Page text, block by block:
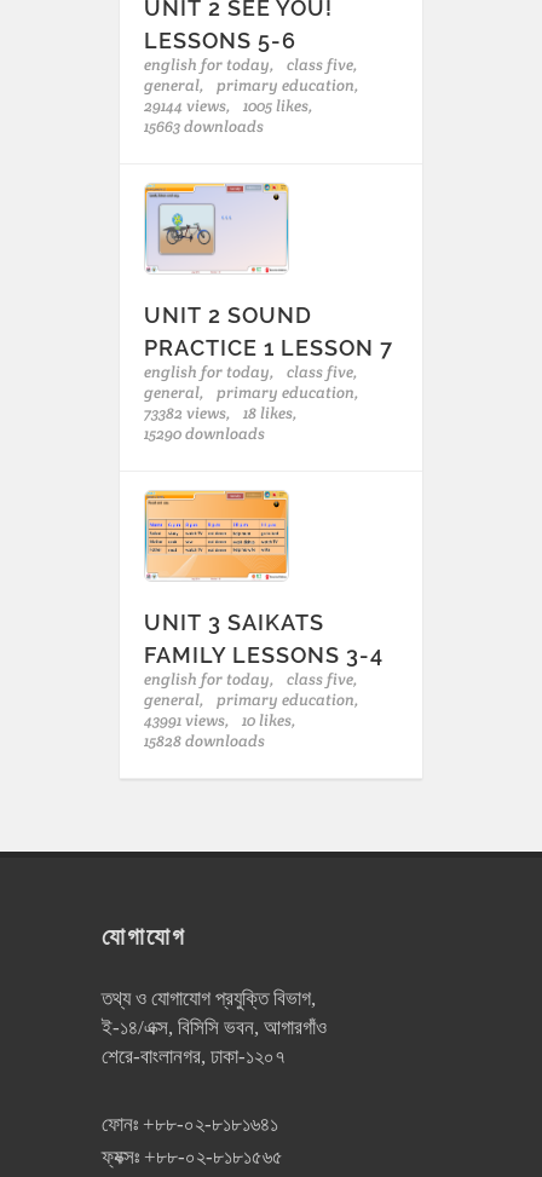
UNIT 2 SEE YOU!
LESSONS 5-6
english for today,
class five,
general,
primary education,
29144 views,
1005 likes,
15663 downloads
UNIT 2 SOUND
PRACTICE 1 LESSON 7
english for today,
class five,
general,
primary education,
73382 views,
18 likes,
15290 downloads
UNIT 3 SAIKATS
FAMILY LESSONS 3-4
english for today,
class five,
general,
primary education,
43991 views,
10 likes,
15828 downloads
যোগাযোগ
তথ্য ও যোগাযোগ প্রযুক্তি বিভাগ,
ই-১৪/এক্স, বিসিসি ভবন, আগারগাঁও
শেরে-বাংলানগর, ঢাকা-১২০৭
ফোনঃ +৮৮-০২-৮১৮১৬৪১
ফ্যক্সঃ +৮৮-০২-৮১৮১৫৬৫